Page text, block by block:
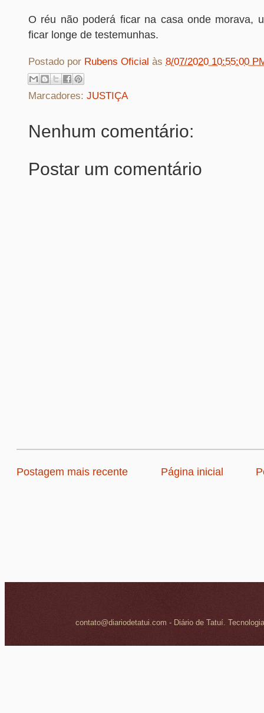
O réu não poderá ficar na casa onde morava,
ficar longe de testemunhas.
Postado por Rubens Oficial às 8/07/2020 10:55:00
Marcadores: JUSTIÇA
Nenhum comentário:
Postar um comentário
Postagem mais recente Página inicial
contato@diariodetatui.com - Diário de Tatuí.